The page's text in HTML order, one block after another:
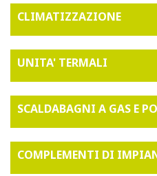
CLIMATIZZAZIONE
UNITA' TERMALI
SCALDABAGNI A GAS E
COMPLEMENTI DI